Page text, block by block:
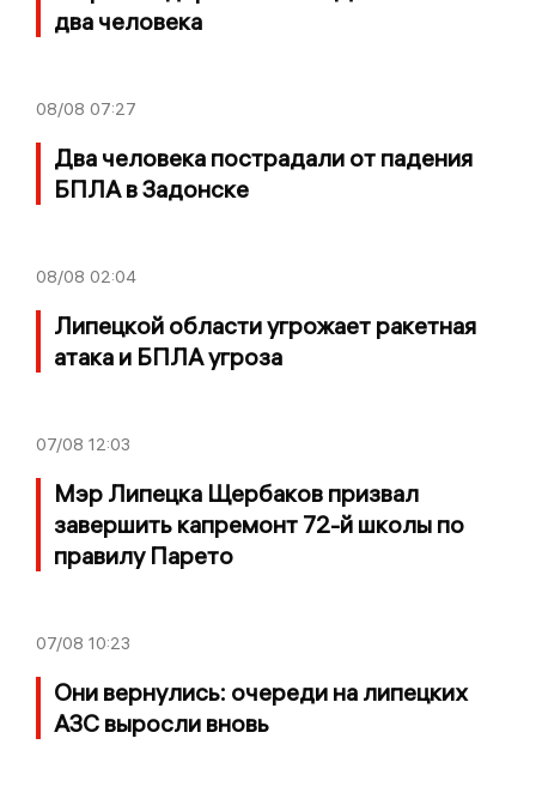
два человека
08/08 07:27
Два человека пострадали от падения
БПЛА в Задонске
08/08 02:04
Липецкой области угрожает ракетная
атака и БПЛА угроза
07/08 12:03
Мэр Липецка Щербаков призвал
завершить капремонт 72-й школы по
правилу Парето
07/08 10:23
Они вернулись: очереди на липецких
АЗС выросли вновь